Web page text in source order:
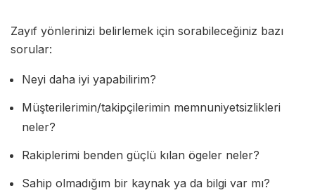
Zayıf yönlerinizi belirlemek için sorabileceğiniz bazı
sorular:
Neyi daha iyi yapabilirim?
Müşterilerimin/takipçilerimin memnuniyetsizlikleri
neler?
Rakiplerimi benden güçlü kılan ögeler neler?
Sahip olmadığım bir kaynak ya da bilgi var mı?